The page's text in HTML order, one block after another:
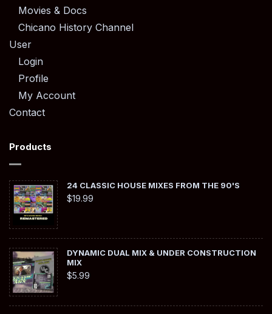
Movies & Docs
Chicano History Channel
User
Login
Profile
My Account
Contact
Products
24 CLASSIC HOUSE MIXES FROM THE 90'S
$19.99
DYNAMIC DUAL MIX & UNDER CONSTRUCTION
MIX
$5.99